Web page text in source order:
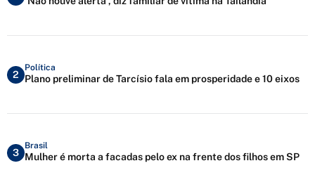
2
Política
Plano preliminar de Tarcísio fala em prosperidade e 10 eixos
3
Brasil
Mulher é morta a facadas pelo ex na frente dos filhos em SP